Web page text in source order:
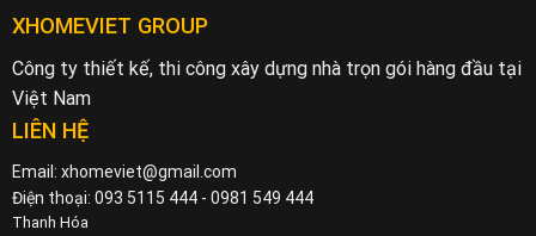
XHOMEVIET GROUP
Công ty thiết kế, thi công xây dựng nhà trọn gói hàng đầu tại
Việt Nam
LIÊN HỆ
Email: xhomeviet@gmail.com
Điện thoại: 093 5115 444 - 0981 549 444
Thanh Hóa